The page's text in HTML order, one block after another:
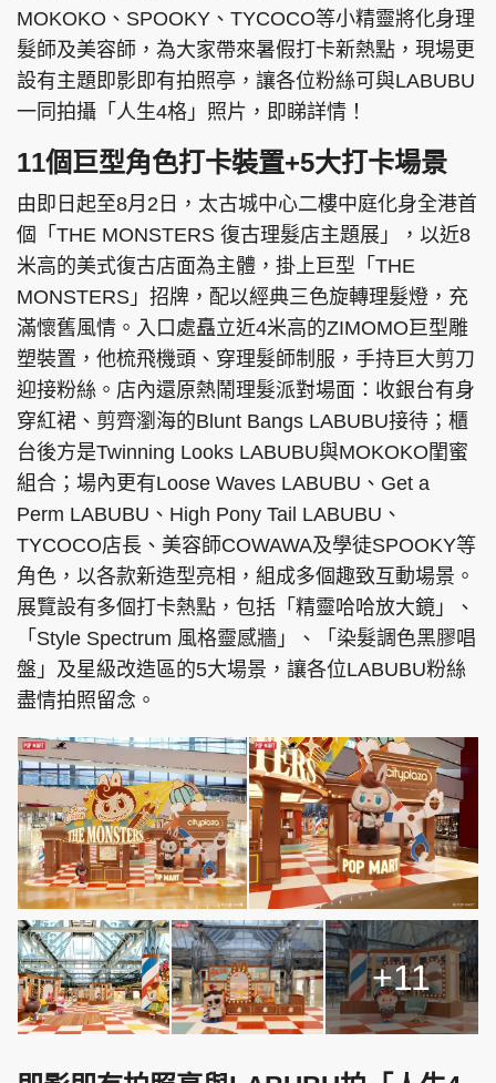
頭條日報 星島環球 The Standard
頭條搵工 EDUPLUS
關於我們
聯絡我們
隱私政策聲明
使用條款
版權及免責聲明
Copyright © 東周網 版權所有 . 不得轉載
©Eastweek.com.hk. All rights reserved.
MOKOKO、SPOOKY、TYCOCO等小精靈將化身理
髮師及美容師，為大家帶來暑假打卡新熱點，現場更
設有主題即影即有拍照亭，讓各位粉絲可與LABUBU
一同拍攝「人生4格」照片，即睇詳情！
11個巨型角色打卡裝置+5大打卡場景
由即日起至8月2日，太古城中心二樓中庭化身全港首
個「THE MONSTERS 復古理髮店主題展」，以近8
米高的美式復古店面為主體，掛上巨型「THE
MONSTERS」招牌，配以經典三色旋轉理髮燈，充
滿懷舊風情。入口處矗立近4米高的ZIMOMO巨型雕
塑裝置，他梳飛機頭、穿理髮師制服，手持巨大剪刀
迎接粉絲。店內還原熱鬧理髮派對場面：收銀台有身
穿紅裙、剪齊瀏海的Blunt Bangs LABUBU接待；櫃
台後方是Twinning Looks LABUBU與MOKOKO閨蜜
組合；場內更有Loose Waves LABUBU、Get a
Perm LABUBU、High Pony Tail LABUBU、
TYCOCO店長、美容師COWAWA及學徒SPOOKY等
角色，以各款新造型亮相，組成多個趣致互動場景。
展覽設有多個打卡熱點，包括「精靈哈哈放大鏡」、
「Style Spectrum 風格靈感牆」、「染髮調色黑膠唱
盤」及星級改造區的5大場景，讓各位LABUBU粉絲
盡情拍照留念。
+11